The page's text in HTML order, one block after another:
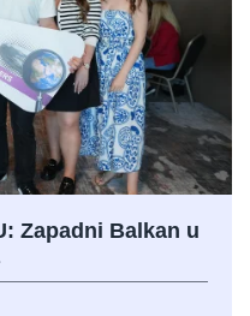
Zapadni Balkan u